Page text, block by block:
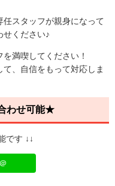
スタッフが親身になって
せください♪
満喫してください！
、自信をもって対応しま
わせ可能★
です ↓↓